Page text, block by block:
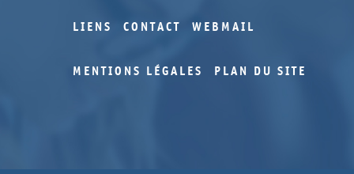
LIENS CONTACT WEBMAIL
MENTIONS LÉGALES PLAN DU SITE